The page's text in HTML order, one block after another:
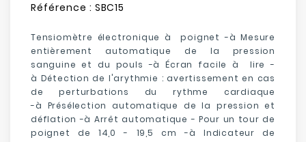
Référence : SBC15
Tensiomètre électronique à poignet -à Mesure
entièrement automatique de la pression
sanguine et du pouls -à Écran facile à lire -
à Détection de l'arythmie : avertissement en cas
de perturbations du rythme cardiaque
-à Présélection automatique de la pression et
déflation -à Arrêt automatique - Pour un tour de
poignet de 14,0 - 19,5 cm -à Indicateur de